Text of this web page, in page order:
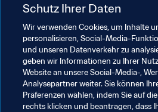
dem Programm, die uns einen
ihrer Erinnerungen gewähren.
FIFA.com macht Station in der
Olympischen Fussballturniere Rio
nun zu Ende gegangen. In dieser
eine Bilanz mit den auffälligsten
Schutz Ihrer Daten
Wir verwenden Cookies, um Inhalte
personalisieren, Social-Media-
und unseren Datenverkehr zu
geben wir Informationen zu Ihrer
Website an unsere Social-Media-,
Analysepartner weiter. Sie können
Präferenzen wählen, indem Sie auf
rechts klicken und beantragen, dass